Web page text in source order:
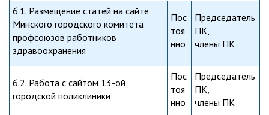
6.1. Размещение статей на сайте
Минского городского комитета
профсоюзов работников
здравоохранения
Пос
тоя
нно
Председатель
ПК,
члены ПК
6.2. Работа с сайтом 13-ой
городской поликлиники
Пос
тоя
нно
Председатель
ПК,
члены ПК